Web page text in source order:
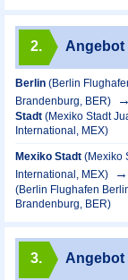
2. Angebot
Berlin (Berlin
Brandenburg, BER)
Stadt (Mexiko Stadt
International, MEX)
Mexiko Stadt (Mexiko
International, MEX)
(Berlin Flughafen
Brandenburg, BER)
3. Angebot